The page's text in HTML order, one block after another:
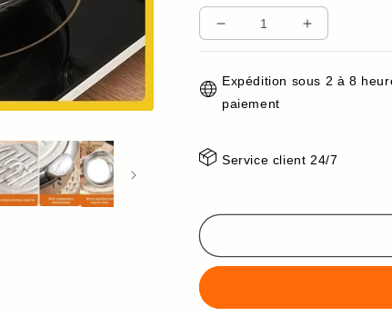
Réduire
de
Friteuse
de
%
Augmenter
de
de
%
Expédition sous 2 à 8
paiement
Service client 24/7